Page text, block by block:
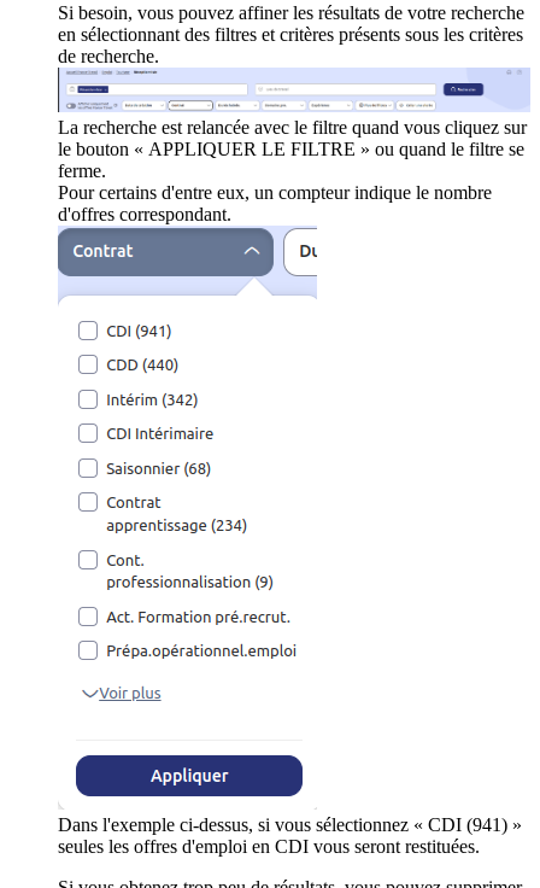
Si besoin, vous pouvez affiner les résultats de votre recherche
en sélectionnant des filtres et critères présents sous les critères
de recherche.
La recherche est relancée avec le filtre quand vous cliquez sur
le bouton « APPLIQUER LE FILTRE » ou quand le filtre se
ferme.
Pour certains d'entre eux, un compteur indique le nombre
d'offres correspondant.
Dans l'exemple ci-dessus, si vous sélectionnez « CDI (941) »
seules les offres d'emploi en CDI vous seront restituées.